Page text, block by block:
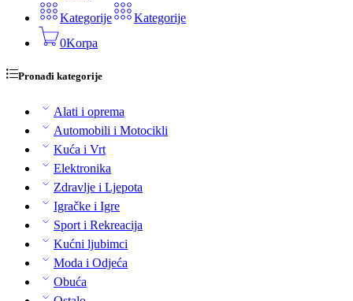
Kategorije
Kategorije
0Korpa
Pronađi kategorije
Alati i oprema
Automobili i Motocikli
Kuća i Vrt
Elektronika
Zdravlje i Ljepota
Igračke i Igre
Sport i Rekreacija
Kućni ljubimci
Moda i Odjeća
Obuća